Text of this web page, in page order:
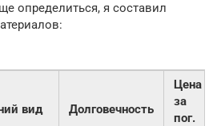
определиться, я составил
вид Долговечность
Цена
за
пог.